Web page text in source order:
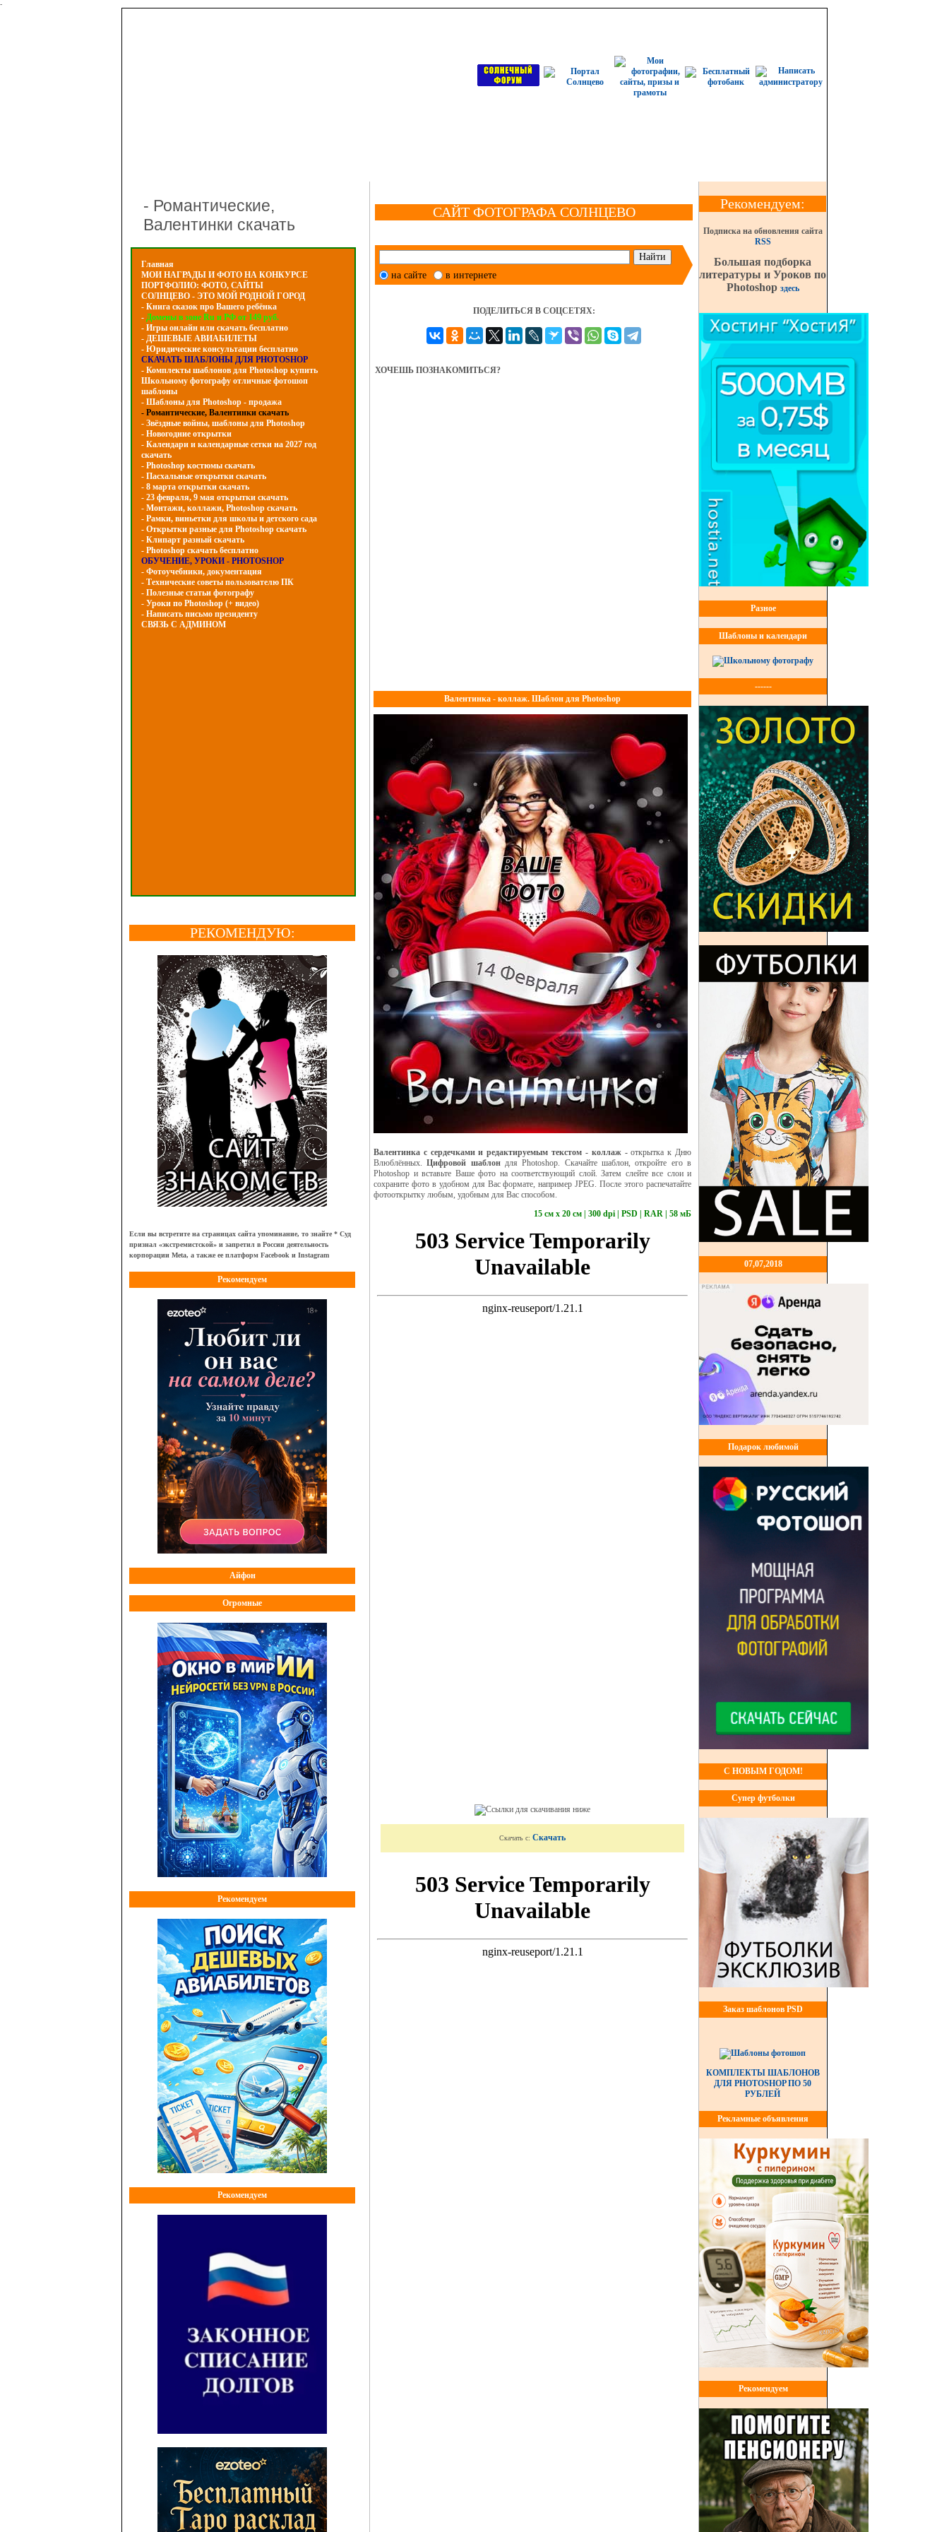
-
- Романтические,
Валентинки скачать
Главная
МОИ НАГРАДЫ И ФОТО НА КОНКУРСЕ
ПОРТФОЛИО: ФОТО, САЙТЫ
СОЛНЦЕВО - ЭТО МОЙ РОДНОЙ ГОРОД
- Книга сказок про Вашего ребёнка
- Домены в зоне Ru и РФ от 149 руб.
- Игры онлайн или скачать бесплатно
- ДЕШЕВЫЕ АВИАБИЛЕТЫ
- Юридические консультации бесплатно
СКАЧАТЬ ШАБЛОНЫ ДЛЯ PHOTOSHOP
- Комплекты шаблонов для Photoshop купить
Школьному фотографу отличные фотошоп
шаблоны
- Шаблоны для Photoshop - продажа
- Романтические, Валентинки скачать
- Звёздные войны, шаблоны для Photoshop
- Hовогодние открытки
- Календари и календарные сетки на 2027 год
скачать
- Photoshop костюмы скачать
- Пасхальные открытки скачать
- 8 марта открытки скачать
- 23 февраля, 9 мая открытки скачать
- Монтажи, коллажи, Photoshop скачать
- Рамки, виньетки для школы и детского сада
- Открытки разные для Photoshop скачать
- Клипарт разный скачать
- Photoshop скачать бесплатно
ОБУЧЕНИЕ, УРОКИ - PHOTOSHOP
- Фотоучебники, документация
- Технические советы пользователю ПК
- Полезные статьи фотографу
- Уроки по Photoshop (+ видео)
- Написать письмо президенту
СВЯЗЬ С АДМИНОМ
РЕКОМЕНДУЮ:
Если вы встретите на страницах сайта упоминание, то знайте * Суд
признал «экстремистской» и запретил в России деятельность
корпорации Meta, а также ее платформ Facebook и Instagram
Рекомендуем
Айфон
Огромные
Рекомендуем
Рекомендуем
САЙТ ФОТОГРАФА СОЛНЦЕВО
на сайте в интернете
ПОДЕЛИТЬСЯ В СОЦСЕТЯХ:
ХОЧЕШЬ ПОЗНАКОМИТЬСЯ?
Валентинка - коллаж. Шаблон для Photoshop
Валентинка с сердечками и редактируемым текстом - коллаж -открытка к Дню
Влюблённых. Цифровой шаблондля Photoshop. Скачайте шаблон, откройте его в
Photoshop и вставьте Ваше фото на соответствующий слой. Затем слейте все слои и
сохраните фото в удобном для Вас формате, например JPEG. После этого распечатайте
фотооткрытку любым, удобным для Вас способом.
15 см х 20 см | 300 dpi | PSD | RAR | 58 мБ
Скачать с: Скачать
Рекомендуем:
Подписка на обновления сайта
RSS
Большая подборка
литературы и Уроков по
Photoshop здесь
Разное
Шаблоны и календари
------
07,07,2018
Подарок любимой
С НОВЫМ ГОДОМ!
Супер футболки
Заказ шаблонов PSD
КОМПЛЕКТЫ ШАБЛОНОВ
ДЛЯ PHOTOSHOP ПО 50
РУБЛЕЙ
Рекламные объявления
Рекомендуем